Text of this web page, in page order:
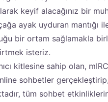
keyif alacağınız bir
ayak uyduran mantığı
bir ortam sağlamakla
isteriz.
kitlesine sahip olan,
sohbetler
tüm sohbet